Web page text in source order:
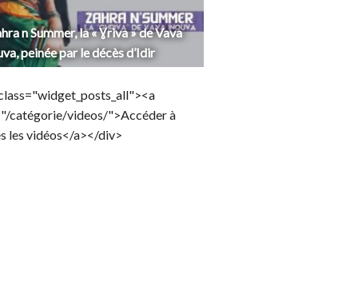
n Summer, la « Ɣriva » de Vava
peinée par le décès d’Idir
catégorie/videos/">Accéder à
les vidéos</a></div>